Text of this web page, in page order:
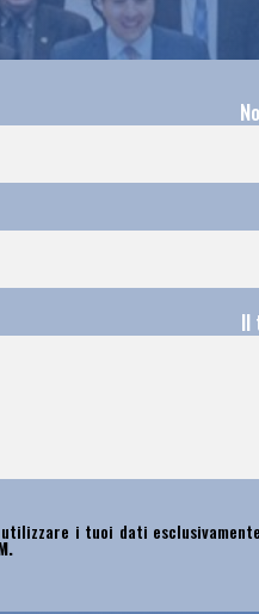
Il
i tuoi dati